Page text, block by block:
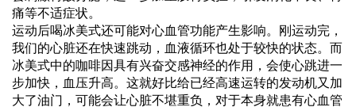
痛等不适症状。
运动后喝冰美式还可能对心血管功能产生影响。刚运动完，
我们的心脏还在快速跳动，血液循环也处于较快的状态。而
冰美式中的咖啡因具有兴奋交感神经的作用，会使心跳进一
步加快，血压升高。这就好比给已经高速运转的发动机又加
大了油门，可能会让心脏不堪重负，对于本身就患有心血管